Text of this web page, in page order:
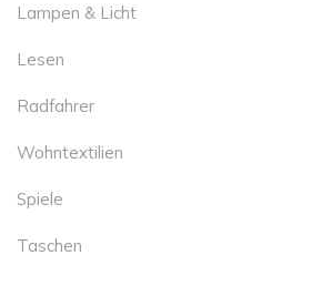
Lampen & Licht
Lesen
Radfahrer
Wohntextilien
Spiele
Taschen